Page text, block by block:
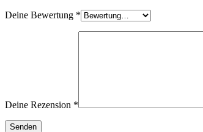
Deine Bewertung *
Deine Rezension *